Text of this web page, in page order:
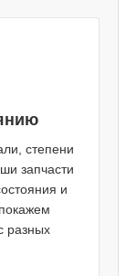
степени
запчасти
и
разных